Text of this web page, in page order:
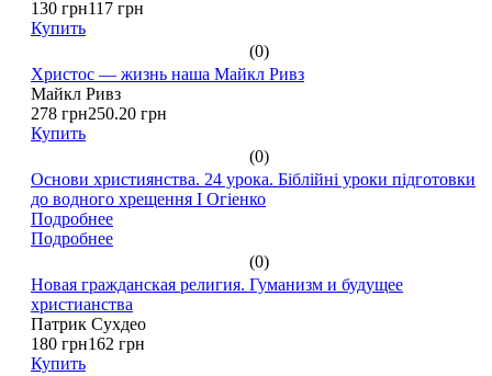
130 грн117 грн
Купить
(0)
Христос — жизнь наша Майкл Ривз
Майкл Ривз
278 грн250.20 грн
Купить
(0)
Основи християнства. 24 урока. Біблійні уроки підготовки
до водного хрещення І Огіенко
Подробнее
Подробнее
(0)
Новая гражданская религия. Гуманизм и будущее
христианства
Патрик Сухдео
180 грн162 грн
Купить